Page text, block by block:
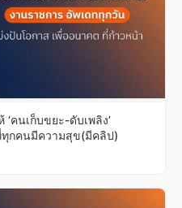
คนเก็บขยะ-ดับเพลิง’
กคนมีความสุข(มีคลิป)